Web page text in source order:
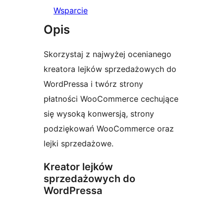
Wsparcie
Opis
Skorzystaj z najwyżej ocenianego
kreatora lejków sprzedażowych do
WordPressa i twórz strony
płatności WooCommerce cechujące
się wysoką konwersją, strony
podziękowań WooCommerce oraz
lejki sprzedażowe.
Kreator lejków
sprzedażowych do
WordPressa